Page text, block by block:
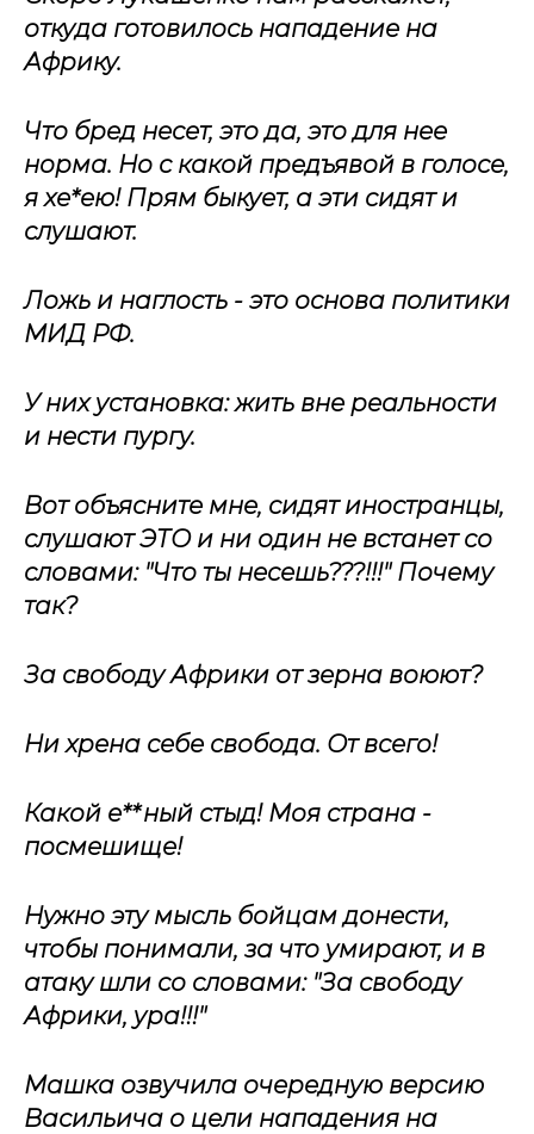
откуда готовилось нападение на
Африку.
Что бред несет, это да, это для нее
норма. Но с какой предъявой в голосе,
я хе*ею! Прям быкует, а эти сидят и
слушают.
Ложь и наглость - это основа политики
МИД РФ.
У них установка: жить вне реальности
и нести пургу.
Вот объясните мне, сидят иностранцы,
слушают ЭТО и ни один не встанет со
словами: "Что ты несешь???!!!" Почему
так?
За свободу Африки от зерна воюют?
Ни хрена себе свобода. От всего!
Какой е**ный стыд! Моя страна -
посмешище!
Нужно эту мысль бойцам донести,
чтобы понимали, за что умирают, и в
атаку шли со словами: "За свободу
Африки, ура!!!"
Машка озвучила очередную версию
Васильича о цели нападения на